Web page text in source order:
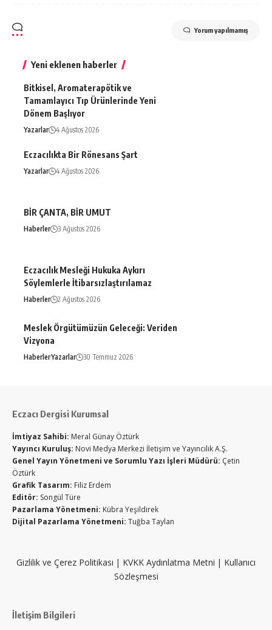
Yorum yapılmamış
Yeni eklenen haberler
Bitkisel, Aromaterapötik ve
Tamamlayıcı Tıp Ürünlerinde Yeni
Dönem Başlıyor
Yazarlar 4 Ağustos 2026
Eczacılıkta Bir Rönesans Şart
Yazarlar 4 Ağustos 2026
BİR ÇANTA, BİR UMUT
Haberler 3 Ağustos 2026
Eczacılık Mesleği Hukuka Aykırı
Söylemlerle İtibarsızlaştırılamaz
Haberler 2 Ağustos 2026
Meslek Örgütümüzün Geleceği: Veriden
Vizyona
HaberlerYazarlar 30 Temmuz 2026
Eczacı Dergisi Kurumsal
İmtiyaz Sahibi: Meral Günay Öztürk
Yayıncı Kuruluş: Novi Medya Merkezi İletişim ve Yayıncılık A.Ş.
Genel Yayın Yönetmeni ve Sorumlu Yazı İşleri Müdürü: Çetin
Öztürk
Grafik Tasarım: Filiz Erdem
Editör: Songül Türe
Pazarlama Yönetmeni: Kübra Yeşildirek
Dijital Pazarlama Yönetmeni: Tuğba Taylan
Gizlilik ve Çerez Politikası | KVKK Aydınlatma Metni | Kullanıcı
Sözleşmesi
İletişim Bilgileri